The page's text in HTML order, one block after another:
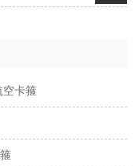
空卡箍